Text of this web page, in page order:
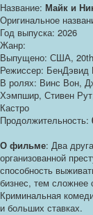
Название: Майк и
Оригинальное
Год выпуска: 2026
Жанр:
Выпущено: США, 20th
Режиссер: БенДэвид
В ролях: Винс Вон,
Хэмпшир, Стивен
Кастро
Продолжительность:
О фильме: Два
организованной
способность
бизнес, тем сложнее
Криминальная
и больших ставках.